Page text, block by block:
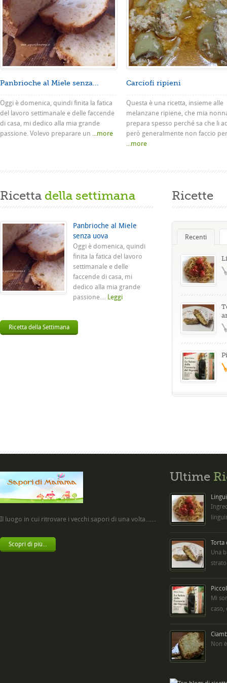
Panbrioche al Miele senza...
Oggi è domenica, quindi finita la fatica
del lavoro settimanale e delle faccende
di casa, mi dedico alla mia grande
passione. Volevo preparare un ...more
Carciofi ripieni
Questa è una ricetta, insieme alle
melanzane ripiene, che mia
prepara spesso perché sa che li
però generalmente non faccio
...more
Ricetta della settimana
Panbrioche al Miele
senza uova
Oggi è domenica, quindi
finita la fatica del lavoro
settimanale e delle
faccende di casa, mi
dedico alla mia grande
passione.... Leggi
Ricetta della Settimana
Ricette
Recenti
Il luogo in cui ritrovare i vecchi sapori di una volta.......
Scopri di più...
Ultime
Torta
Una
Mi
caso,
Non